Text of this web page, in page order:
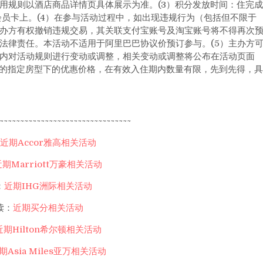
规则以酒店商品详情页具体展示为准。(3）积分发放时间：住完成
卡上。(4）在参与活动过程中，如出现违规行为（包括但不限于
方有权撤销违规交易，其关联支付宝账号及淘宝账号将不得再次预
律责任。本活动不适用于阿里巴巴协议价预订参与。(5）主办方可
对活动规则进行变动或调整，相关变动或调整将公布在活动页面
指定房型下的优惠价格，在有效入住期内数量有限，先到先得，具
近期Accor雅高相关活动
期Marriott万豪相关活动
近期IHG洲际相关活动
近期买分相关活动
期Hilton希尔顿相关活动
Asia Miles亚万相关活动